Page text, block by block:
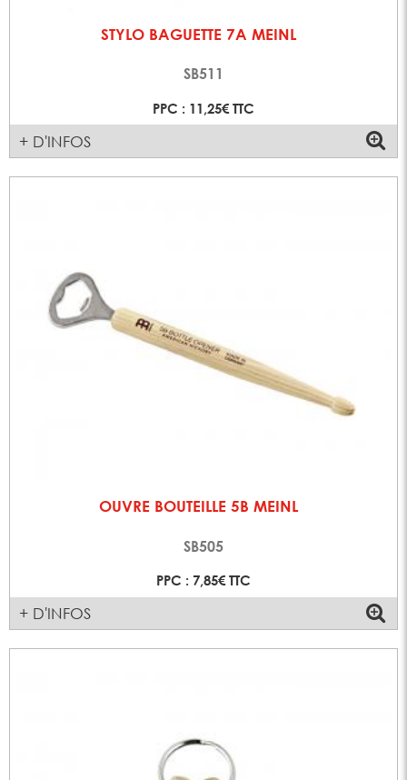
STYLO BAGUETTE 7A MEINL
SB511
PPC : 11,25€ TTC
+ D'INFOS
OUVRE BOUTEILLE 5B MEINL
SB505
PPC : 7,85€ TTC
+ D'INFOS